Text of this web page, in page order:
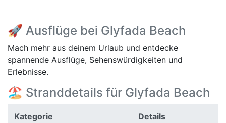
🚀 Ausflüge bei Glyfada Beach
Mach mehr aus deinem Urlaub und entdecke
spannende Ausflüge, Sehenswürdigkeiten und
Erlebnisse.
🏖️ Stranddetails für Glyfada Beach
Kategorie Details